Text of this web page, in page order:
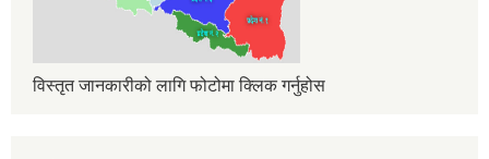
विस्तृत जानकारीको लागि फोटोमा क्लिक गर्नुहोस